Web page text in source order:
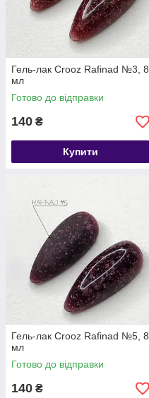
Гель-лак Crooz Rafinad №3, 8
мл
Готово до відправки
140 ₴
Купити
Гель-лак Crooz Rafinad №5, 8
мл
Готово до відправки
140 ₴